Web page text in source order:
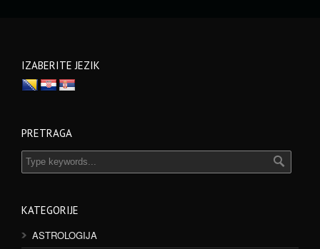
IZABERITE JEZIK
PRETRAGA
KATEGORIJE
ASTROLOGIJA